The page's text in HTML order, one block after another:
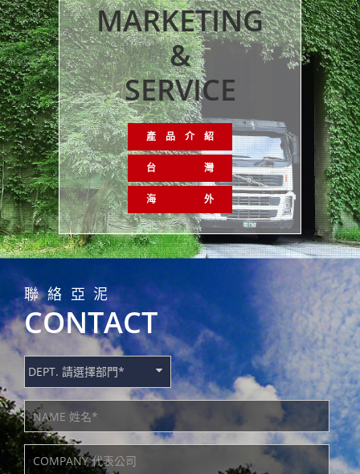
MARKETING
&
SERVICE
產 品 介 紹
台 灣
海 外
聯絡亞泥
CONTACT